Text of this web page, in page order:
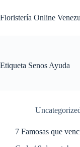
Floristería Online
Etiqueta Senos Ayuda
7 Famosas que